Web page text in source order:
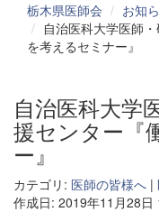
栃木県医師会 お知
自治医科大学医師
を考えるセミナー』
自治医科大学
援センター『
ー』
カテゴリ: 医師の皆様へ |
作成日: 2019年11月28日